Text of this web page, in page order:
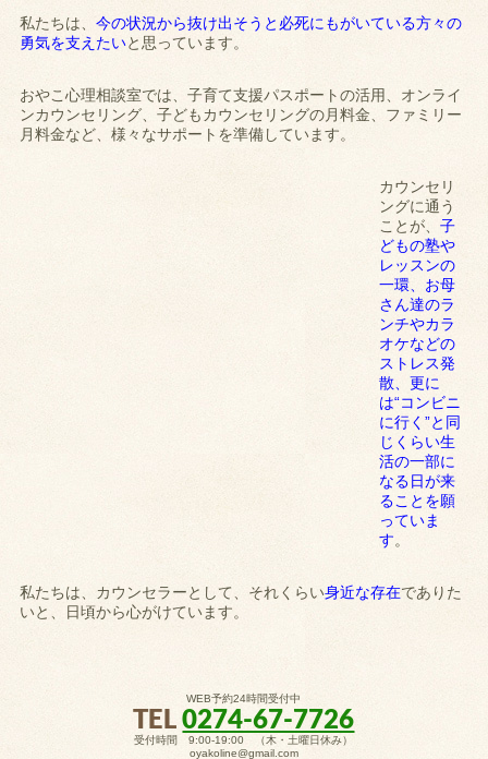
私たちは、今の状況から抜け出そうと必死にもがいている方々の
勇気を支えたいと思っています。
おやこ心理相談室では、子育て支援パスポートの活用、オンライ
ンカウンセリング、子どもカウンセリングの月料金、ファミリー
月料金など、様々なサポートを準備しています。
カウンセリ
ングに通う
ことが、子
どもの塾や
レッスンの
一環、お母
さん達のラ
ンチやカラ
オケなどの
ストレス発
散、更に
は“コンビニ
に行く”と同
じくらい生
活の一部に
なる日が来
ることを願
っていま
す。
私たちは、カウンセラーとして、それくらい身近な存在でありた
いと、日頃から心がけています。
WEB予約24時間受付中
TEL0274-67-7726
受付時間 9:00-19:00 （木・土曜日休み）
oyakoline@gmail.com